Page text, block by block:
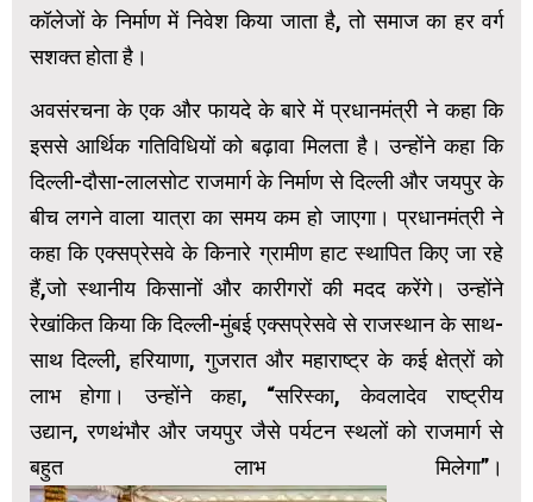
कॉलेजों के निर्माण में निवेश किया जाता है, तो समाज का हर वर्ग
सशक्त होता है।
अवसंरचना के एक और फायदे के बारे में प्रधानमंत्री ने कहा कि
इससे आर्थिक गतिविधियों को बढ़ावा मिलता है। उन्होंने कहा कि
दिल्ली-दौसा-लालसोट राजमार्ग के निर्माण से दिल्ली और जयपुर के
बीच लगने वाला यात्रा का समय कम हो जाएगा। प्रधानमंत्री ने
कहा कि एक्सप्रेसवे के किनारे ग्रामीण हाट स्थापित किए जा रहे
हैं,जो स्थानीय किसानों और कारीगरों की मदद करेंगे। उन्होंने
रेखांकित किया कि दिल्ली-मुंबई एक्सप्रेसवे से राजस्थान के साथ-
साथ दिल्ली, हरियाणा, गुजरात और महाराष्ट्र के कई क्षेत्रों को
लाभ होगा। उन्होंने कहा, “सरिस्का, केवलादेव राष्ट्रीय
उद्यान, रणथंभौर और जयपुर जैसे पर्यटन स्थलों को राजमार्ग से
बहुत लाभ मिलेगा”।